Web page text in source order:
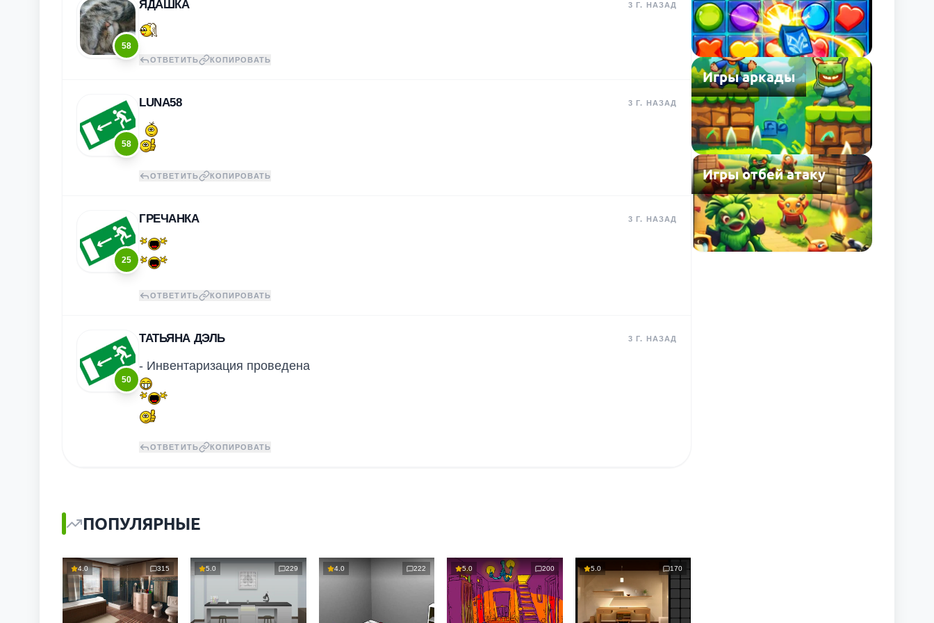
58
ЯДАШКА 3 Г. НАЗАД
ОТВЕТИТЬ КОПИРОВАТЬ
58
LUNA58 3 Г. НАЗАД
ОТВЕТИТЬ КОПИРОВАТЬ
25
ГРЕЧАНКА 3 Г. НАЗАД
ОТВЕТИТЬ КОПИРОВАТЬ
50
ТАТЬЯНА ДЭЛЬ 3 Г. НАЗАД
- Инвентаризация проведена
ОТВЕТИТЬ КОПИРОВАТЬ
ПОПУЛЯРНЫЕ
4.0 315 5.0 229 4.0 222 5.0 200 5.0 170
Игры аркады
Игры отбей атаку